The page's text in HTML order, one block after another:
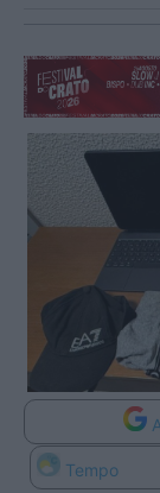
Tempo